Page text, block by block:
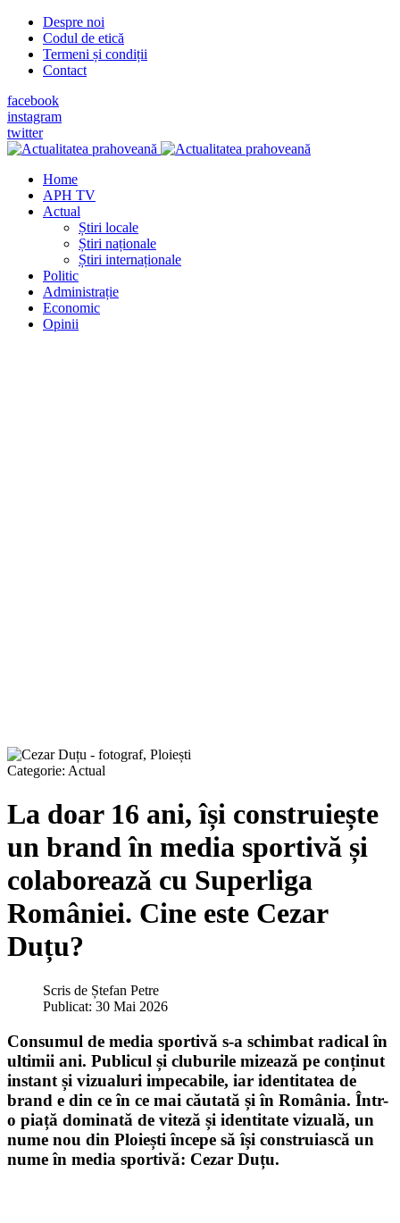
Despre noi
Codul de etică
Termeni și condiții
Contact
facebook
instagram
twitter
Home
APH TV
Actual
Știri locale
Știri naționale
Știri internaționale
Politic
Administrație
Economic
Opinii
Categorie: Actual
La doar 16 ani, își construiește
un brand în media sportivă și
colaboreazǎ cu Superliga
României. Cine este Cezar
Duțu?
Scris de Ștefan Petre
Publicat: 30 Mai 2026
Consumul de media sportivă s-a schimbat radical în
ultimii ani. Publicul și cluburile mizează pe conținut
instant și vizualuri impecabile, iar identitatea de
brand e din ce în ce mai căutată și în România. Într-
o piață dominată de viteză și identitate vizuală, un
nume nou din Ploiești începe să își construiască un
nume în media sportivă: Cezar Duțu.